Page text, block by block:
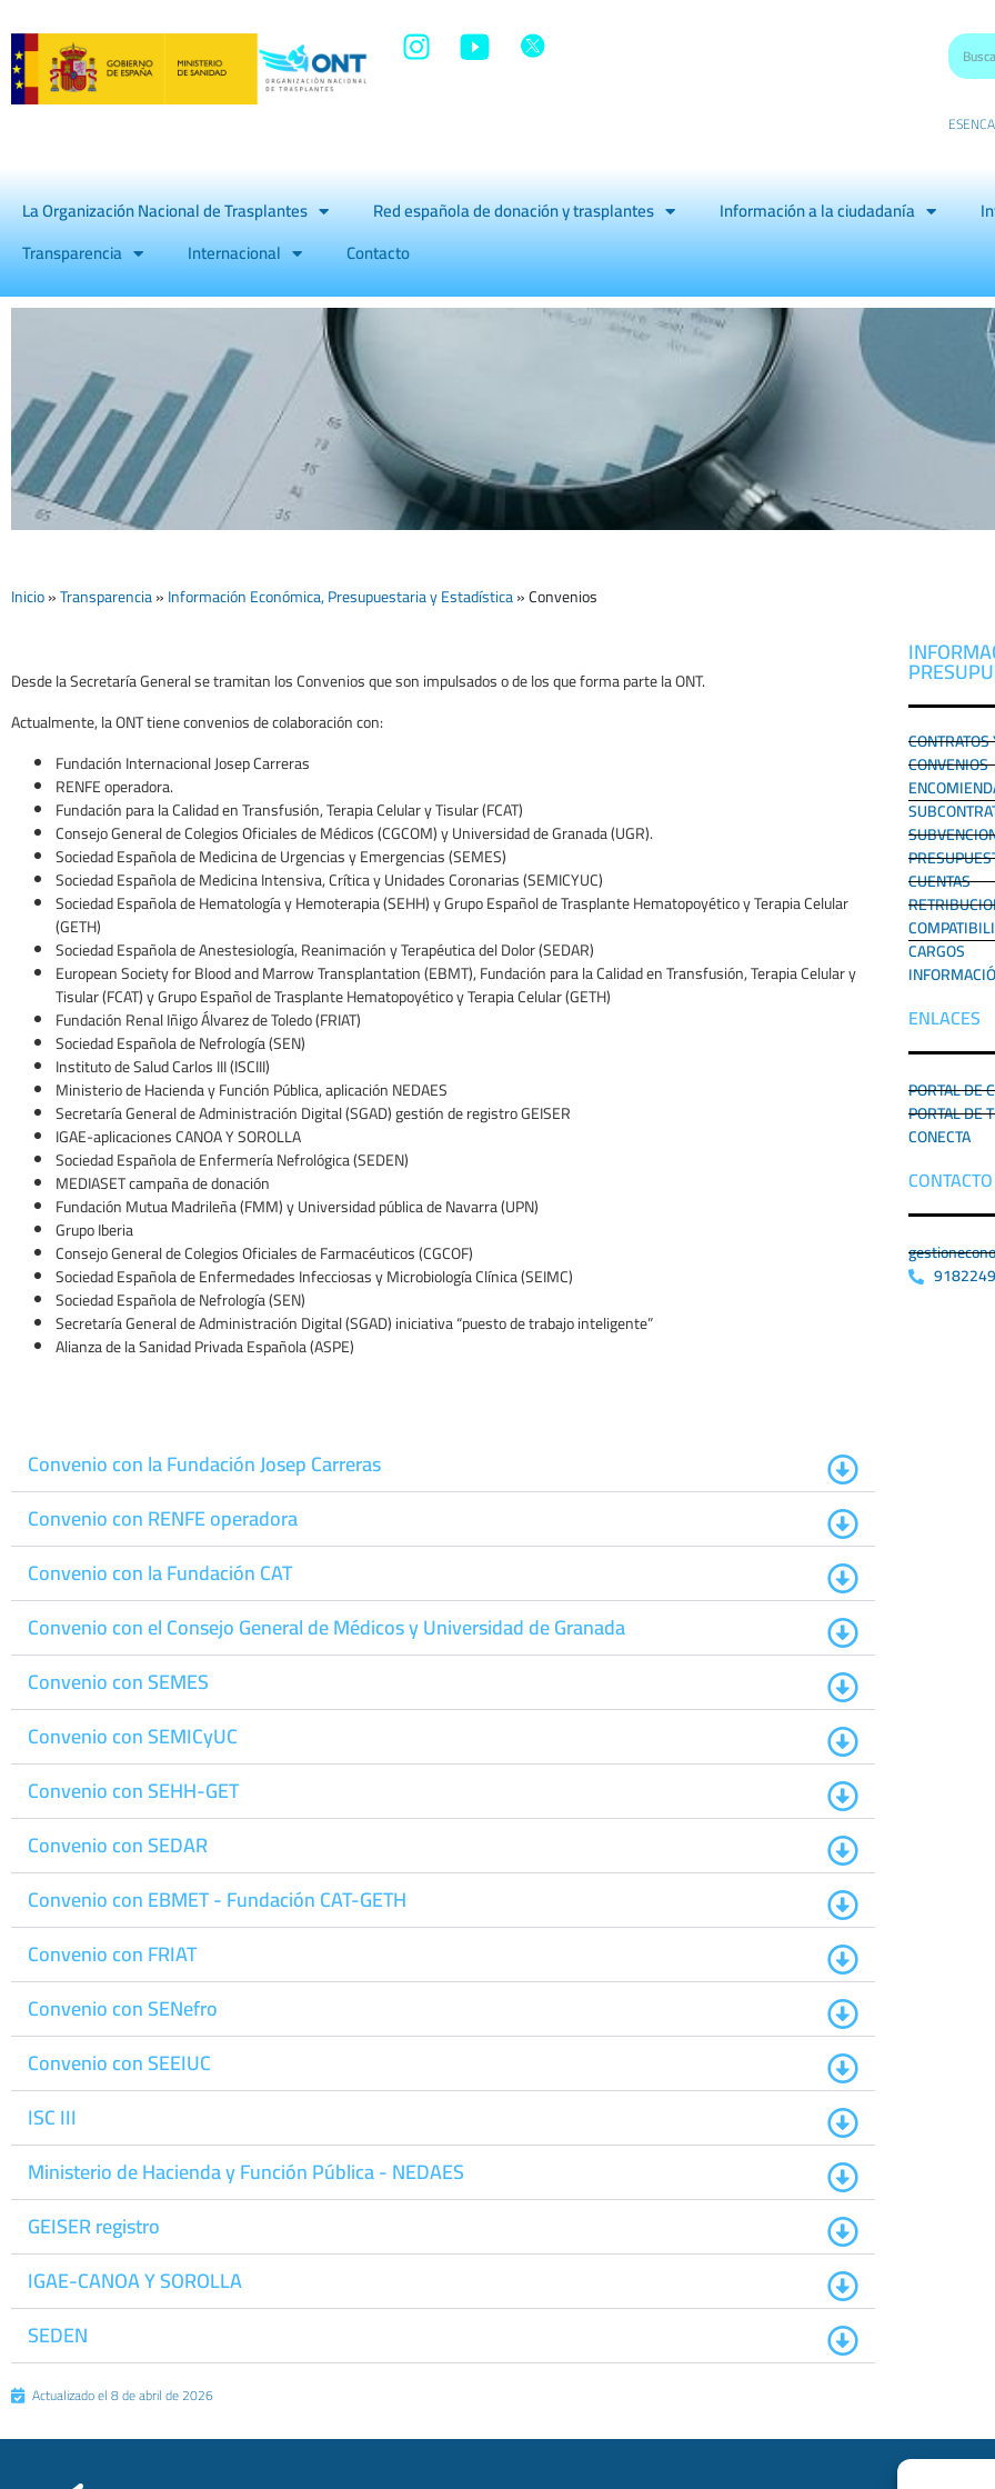
ESENCA
La Organización Nacional de Trasplantes Red española de donación y trasplantes Información a la ciudadanía
Transparencia
Internacional Contacto
CONVENIOS
Inicio»Transparencia»Información Económica, Presupuestaria y Estadística»Convenios
Desde la Secretaría General se tramitan los Convenios que son impulsados o de los que forma parte la ONT.
Actualmente, la ONT tiene convenios de colaboración con:
Fundación Internacional Josep Carreras
RENFE operadora.
Fundación para la Calidad en Transfusión, Terapia Celular y Tisular (FCAT)
Consejo General de Colegios Oficiales de Médicos (CGCOM) y Universidad de Granada (UGR).
Sociedad Española de Medicina de Urgencias y Emergencias (SEMES)
Sociedad Española de Medicina Intensiva, Crítica y Unidades Coronarias (SEMICYUC)
Sociedad Española de Hematología y Hemoterapia (SEHH) y Grupo Español de Trasplante Hematopoyético y Terapia Celular
(GETH)
Sociedad Española de Anestesiología, Reanimación y Terapéutica del Dolor (SEDAR)
European Society for Blood and Marrow Transplantation (EBMT), Fundación para la Calidad en Transfusión, Terapia Celular y
Tisular (FCAT) y Grupo Español de Trasplante Hematopoyético y Terapia Celular (GETH)
Fundación Renal Iñigo Álvarez de Toledo (FRIAT)
Sociedad Española de Nefrología (SEN)
Instituto de Salud Carlos III (ISCIII)
Ministerio de Hacienda y Función Pública, aplicación NEDAES
Secretaría General de Administración Digital (SGAD) gestión de registro GEISER
IGAE-aplicaciones CANOA Y SOROLLA
Sociedad Española de Enfermería Nefrológica (SEDEN)
MEDIASET campaña de donación
Fundación Mutua Madrileña (FMM) y Universidad pública de Navarra (UPN)
Grupo Iberia
Consejo General de Colegios Oficiales de Farmacéuticos (CGCOF)
Sociedad Española de Enfermedades Infecciosas y Microbiología Clínica (SEIMC)
Sociedad Española de Nefrología (SEN)
Secretaría General de Administración Digital (SGAD) iniciativa “puesto de trabajo inteligente”
Alianza de la Sanidad Privada Española (ASPE)
Convenio con la Fundación Josep Carreras
Convenio con RENFE operadora
Convenio con la Fundación CAT
Convenio con el Consejo General de Médicos y Universidad de Granada
Convenio con SEMES
Convenio con SEMICyUC
Convenio con SEHH-GET
Convenio con SEDAR
Convenio con EBMET - Fundación CAT-GETH
Convenio con FRIAT
Convenio con SENefro
Convenio con SEEIUC
ISC III
Ministerio de Hacienda y Función Pública - NEDAES
GEISER registro
IGAE-CANOA Y SOROLLA
SEDEN
Actualizado el 8 de abril de 2026
CONVENIOS
CUENTAS
CARGOS
ENLACES
PORTAL DE
PORTAL DE
CONECTA
CONTACTO